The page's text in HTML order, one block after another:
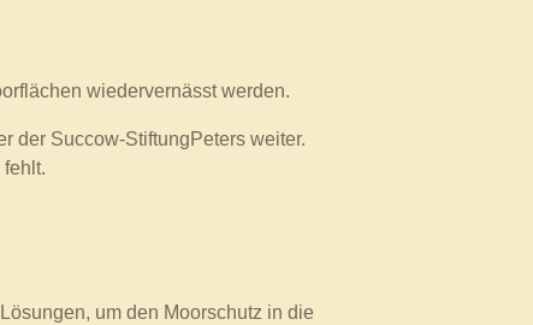
wiedervernässt werden.
der Succow-StiftungPeters weiter.
um den Moorschutz in die